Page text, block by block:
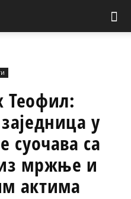
Теофил:
у
суочава са
мржње и
актима